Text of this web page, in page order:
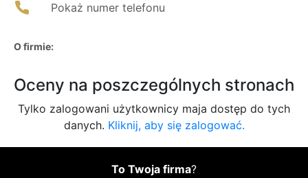
Pokaż numer telefonu
O firmie:
Oceny na poszczególnych stronach
Tylko zalogowani użytkownicy maja dostęp do tych
danych. Kliknij, aby się zalogować.
To Twoja firma?